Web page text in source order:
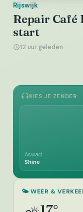
Rijswijk
Repair Café
start
12 uur geleden
KIES JE ZENDER
Aswad
Shine
🌤️ WEER &